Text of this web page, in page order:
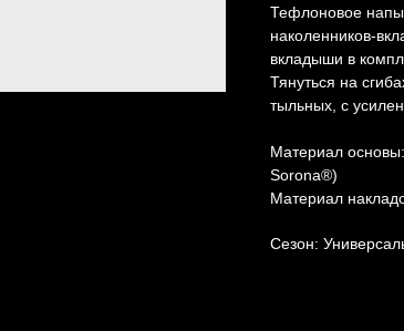
Тефлоновое
наколенников-
вкладыши в
Тянуться на
тыльных, с
Материал
Sorona®)
Материал
Сезон: